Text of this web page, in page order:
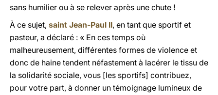
sans humilier ou à se relever après une chute !
À ce sujet, saint Jean-Paul II, en tant que sportif et
pasteur, a déclaré : « En ces temps où
malheureusement, différentes formes de violence et
donc de haine tendent néfastement à lacérer le tissu de
la solidarité sociale, vous [les sportifs] contribuez,
pour votre part, à donner un témoignage lumineux de